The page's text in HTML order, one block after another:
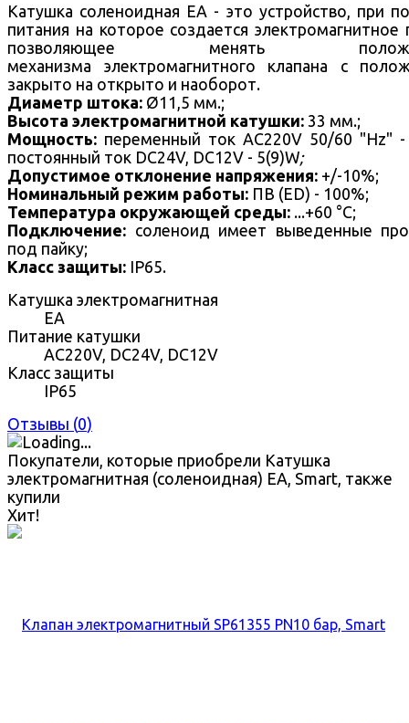
Катушка соленоидная EA - это устройство, при
питания на которое создается электромагнитное
позволяющее менять
механизма электромагнитного клапана с
закрыто на открыто и наоборот.
Диаметр штока: Ø11,5 мм.;
Высота электромагнитной катушки: 33 мм.;
Мощность: переменный ток AC220V 50/60 "Hz" -
постоянный ток DC24V, DC12V - 5(9)W;
Допустимое отклонение напряжения: +/-10%;
Номинальный режим работы: ПВ (ED) - 100%;
Температура окружающей среды: ...+60 °С;
Подключение: соленоид имеет выведенные
под пайку;
Класс защиты: IP65.
Катушка электромагнитная
EA
Питание катушки
AC220V, DC24V, DC12V
Класс защиты
IP65
Отзывы (0)
Покупатели, которые приобрели Катушка
электромагнитная (соленоидная) EA, Smart, также
купили
Хит!